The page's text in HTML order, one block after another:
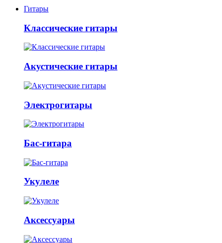
Гитары
Классические гитары
Акустические гитары
Электрогитары
Бас-гитара
Укулеле
Аксессуары